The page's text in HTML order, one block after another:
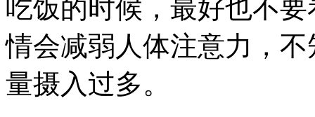
吃饭的时候，最好也不
情会减弱人体注意力，
量摄入过多。